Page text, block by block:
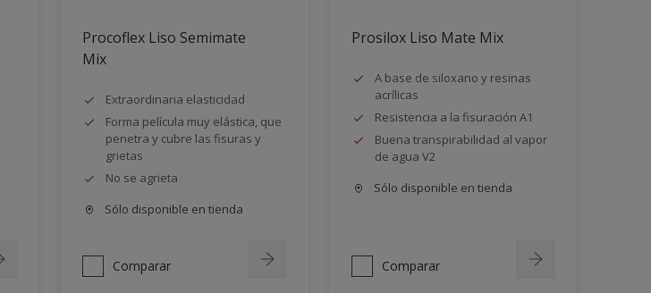
Procoflex Liso Semimate
Mix
Extraordinaria elasticidad
Forma película muy elástica, que
penetra y cubre las fisuras y
grietas
No se agrieta
Sólo disponible en tienda
Comparar
Prosilox Liso Mate Mix
A base de siloxano y resinas
acrílicas
Resistencia a la fisuración A1
Buena transpirabilidad al vapor
de agua V2
Sólo disponible en tienda
Comparar